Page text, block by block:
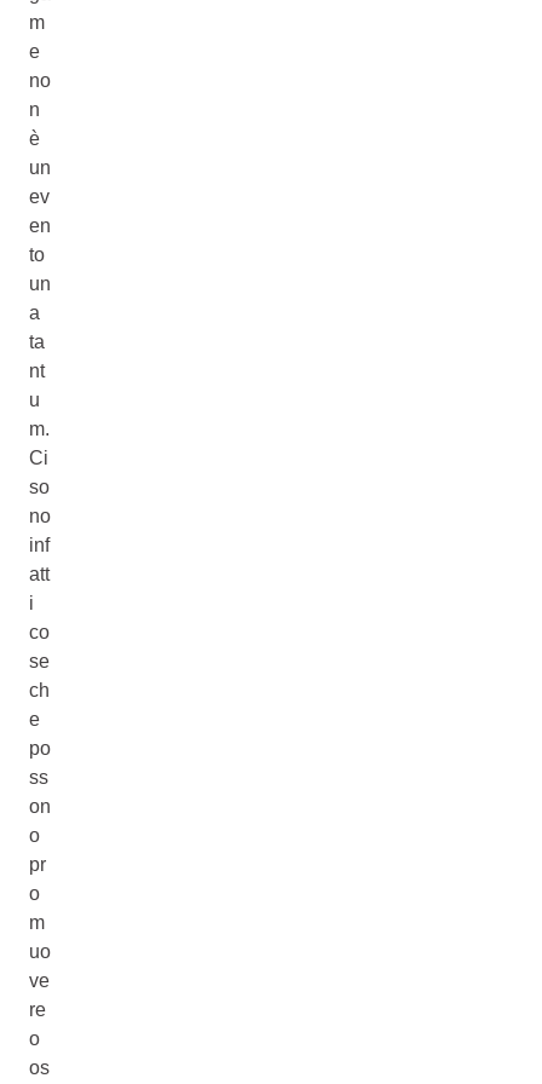
m
e
no
n
è
un
ev
en
to
un
a
ta
nt
u
m.
Ci
so
no
inf
att
i
co
se
ch
e
po
ss
on
o
pr
o
m
uo
ve
re
o
os